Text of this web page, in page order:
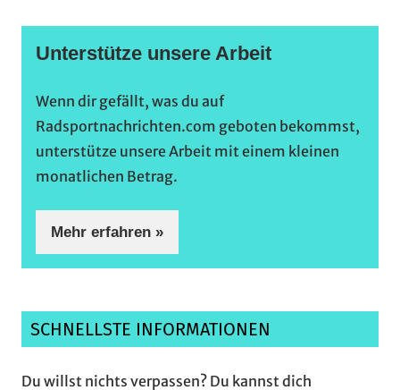
Unterstütze unsere Arbeit
Wenn dir gefällt, was du auf
Radsportnachrichten.com geboten bekommst,
unterstütze unsere Arbeit mit einem kleinen
monatlichen Betrag.
Mehr erfahren »
SCHNELLSTE INFORMATIONEN
Du willst nichts verpassen? Du kannst dich